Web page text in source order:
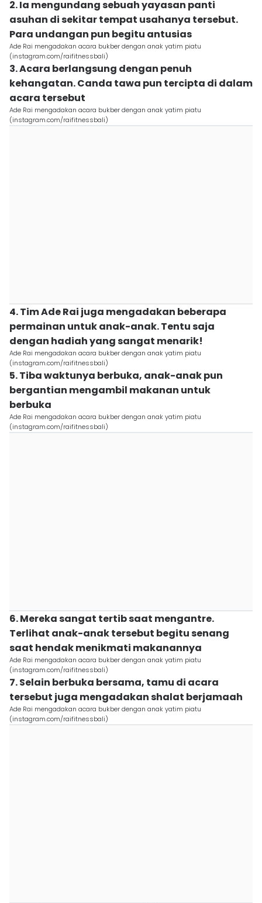
2. Ia mengundang sebuah yayasan panti
asuhan di sekitar tempat usahanya tersebut.
Para undangan pun begitu antusias
Ade Rai mengadakan acara bukber dengan anak yatim piatu
(instagram.com/raifitnessbali)
3. Acara berlangsung dengan penuh
kehangatan. Canda tawa pun tercipta di dalam
acara tersebut
Ade Rai mengadakan acara bukber dengan anak yatim piatu
(instagram.com/raifitnessbali)
4. Tim Ade Rai juga mengadakan beberapa
permainan untuk anak-anak. Tentu saja
dengan hadiah yang sangat menarik!
Ade Rai mengadakan acara bukber dengan anak yatim piatu
(instagram.com/raifitnessbali)
5. Tiba waktunya berbuka, anak-anak pun
bergantian mengambil makanan untuk
berbuka
Ade Rai mengadakan acara bukber dengan anak yatim piatu
(instagram.com/raifitnessbali)
6. Mereka sangat tertib saat mengantre.
Terlihat anak-anak tersebut begitu senang
saat hendak menikmati makanannya
Ade Rai mengadakan acara bukber dengan anak yatim piatu
(instagram.com/raifitnessbali)
7. Selain berbuka bersama, tamu di acara
tersebut juga mengadakan shalat berjamaah
Ade Rai mengadakan acara bukber dengan anak yatim piatu
(instagram.com/raifitnessbali)